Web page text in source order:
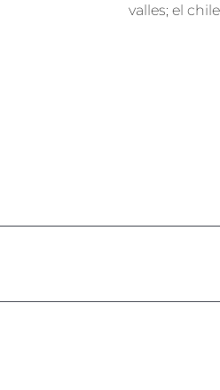
valles; el